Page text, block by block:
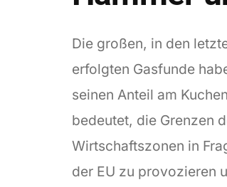
Die großen, in den
erfolgten Gasfunde
seinen Anteil am
bedeutet, die Grenzen
Wirtschaftszonen in
der EU zu provozieren